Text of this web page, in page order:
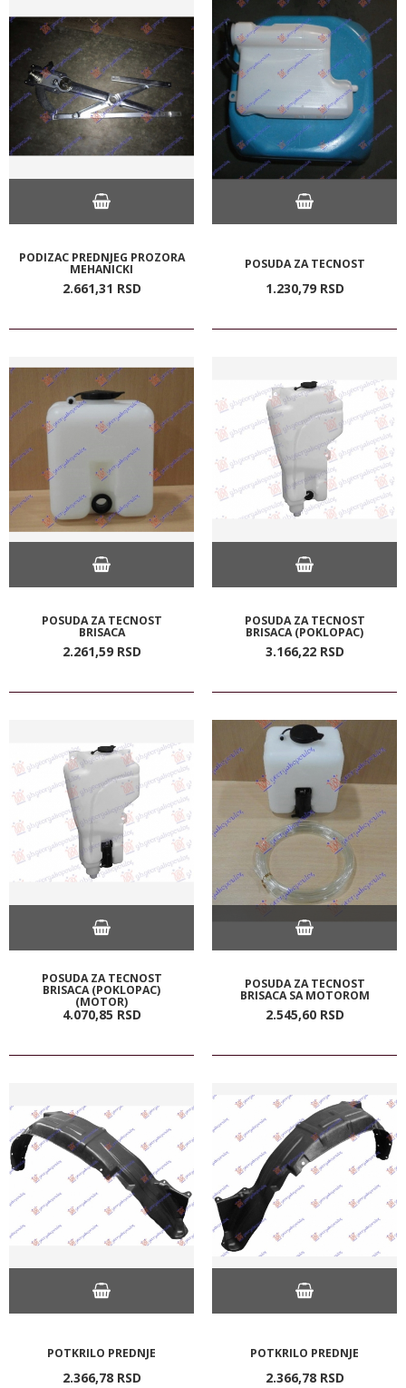
PODIZAC PREDNJEG PROZORA
MEHANICKI
2.661,31 RSD
POSUDA ZA TECNOST
1.230,79 RSD
POSUDA ZA TECNOST
BRISACA
2.261,59 RSD
POSUDA ZA TECNOST
BRISACA (POKLOPAC)
3.166,22 RSD
POSUDA ZA TECNOST
BRISACA (POKLOPAC)
(MOTOR)
4.070,85 RSD
POSUDA ZA TECNOST
BRISACA SA MOTOROM
2.545,60 RSD
POTKRILO PREDNJE
2.366,78 RSD
POTKRILO PREDNJE
2.366,78 RSD